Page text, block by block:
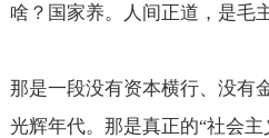
啥？国家养。人间正道，是毛
那是一段没有资本横行、没有
光辉年代。那是真正的“社会主